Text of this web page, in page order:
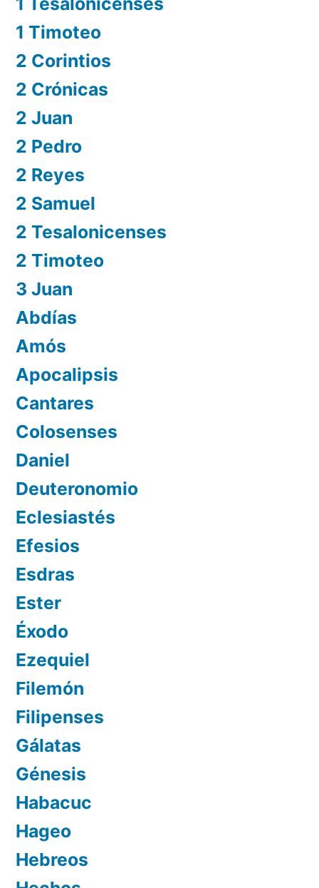
1 Timoteo
2 Corintios
2 Crónicas
2 Juan
2 Pedro
2 Reyes
2 Samuel
2 Tesalonicenses
2 Timoteo
3 Juan
Abdías
Amós
Apocalipsis
Cantares
Colosenses
Daniel
Deuteronomio
Eclesiastés
Efesios
Esdras
Ester
Éxodo
Ezequiel
Filemón
Filipenses
Gálatas
Génesis
Habacuc
Hageo
Hebreos